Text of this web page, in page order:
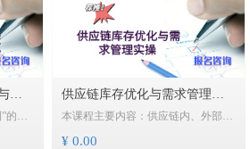
步
增效
出口申报风险有哪些？了解了这些情
况，才能对进口料件的进口环节税成
本，出口产品的出口环节税和出口退
税情况进行分析，才能对国际贸易的
出
的新
合规
供应链库存优化与需求管理实
操
本课程主要内容：供应链内、外部客
户需求与需求预测管理的约束理论，
¥ 0.00